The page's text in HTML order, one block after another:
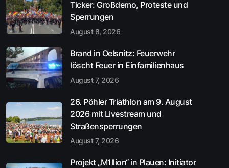
Ticker: Großdemo, Proteste und
Sperrungen
August 8, 2026
Brand in Oelsnitz: Feuerwehr
löscht Feuer in Einfamilienhaus
August 7, 2026
26. Pöhler Triathlon am 9. August
2026 mit Livestream und
Straßensperrungen
August 7, 2026
Projekt „M1llion“ in Plauen: Initiator